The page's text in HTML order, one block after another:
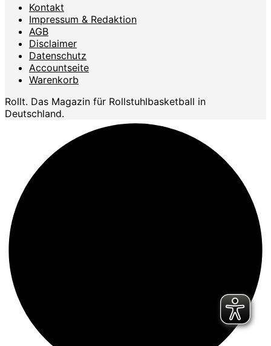
Kontakt
Impressum & Redaktion
AGB
Disclaimer
Datenschutz
Accountseite
Warenkorb
Rollt. Das Magazin für Rollstuhlbasketball in
Deutschland.